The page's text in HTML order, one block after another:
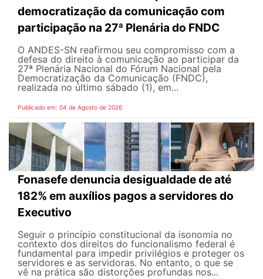
democratização da comunicação com
participação na 27ª Plenária do FNDC
O ANDES-SN reafirmou seu compromisso com a
defesa do direito à comunicação ao participar da
27ª Plenária Nacional do Fórum Nacional pela
Democratização da Comunicação (FNDC),
realizada no último sábado (1), em...
Publicado em: 04 de Agosto de 2026
Fonasefe denuncia desigualdade de até
182% em auxílios pagos a servidores do
Executivo
Seguir o princípio constitucional da isonomia no
contexto dos direitos do funcionalismo federal é
fundamental para impedir privilégios e proteger os
servidores e as servidoras. No entanto, o que se
vê na prática são distorções profundas nos...